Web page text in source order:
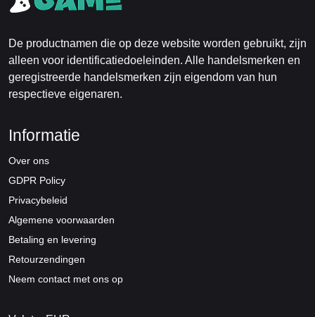
De productnamen die op deze website worden gebruikt, zijn
alleen voor identificatiedoeleinden. Alle handelsmerken en
geregistreerde handelsmerken zijn eigendom van hun
respectieve eigenaren.
Informatie
Over ons
GDPR Policy
Privacybeleid
Algemene voorwaarden
Betaling en levering
Retourzendingen
Neem contact met ons op